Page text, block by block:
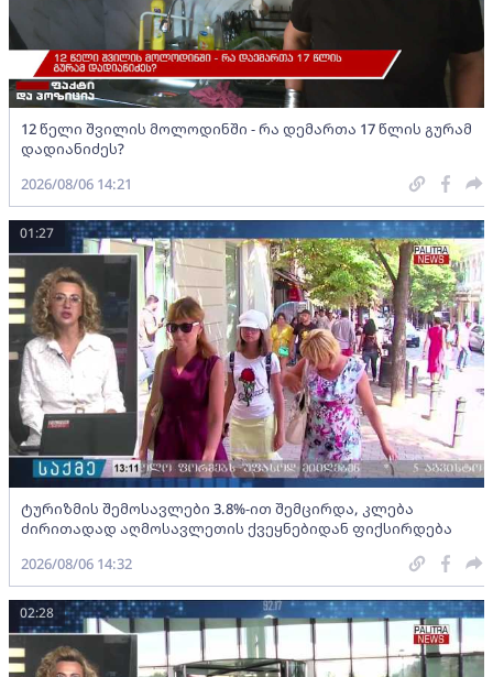
12 წელი შვილის მოლოდინში - რა დემართა 17 წლის გურამ
დადიანიძეს?
2026/08/06 14:21
ტურიზმის შემოსავლები 3.8%-ით შემცირდა, კლება
ძირითადად აღმოსავლეთის ქვეყნებიდან ფიქსირდება
01:27
2026/08/06 14:32
02:28